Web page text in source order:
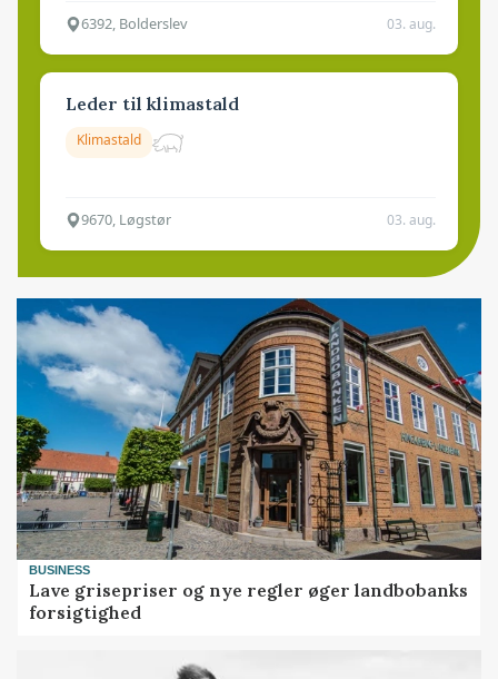
6392, Bolderslev 03. aug.
Leder til klimastald
Klimastald
9670, Løgstør 03. aug.
BUSINESS
Lave grisepriser og nye regler øger landbobanks
forsigtighed